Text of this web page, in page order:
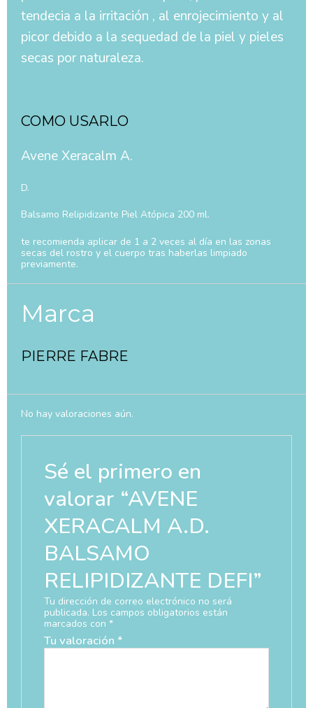
tendecia a la irritación , al enrojecimiento y al
picor debido a la sequedad de la piel y pieles
secas por naturaleza.
COMO USARLO
Avene Xeracalm A.
D.
Balsamo Relipidizante Piel Atópica 200 ml.
te recomienda aplicar de 1 a 2 veces al día en las zonas
secas del rostro y el cuerpo tras haberlas limpiado
previamente.
Marca
PIERRE FABRE
No hay valoraciones aún.
Sé el primero en
valorar “AVENE
XERACALM A.D.
BALSAMO
RELIPIDIZANTE DEFI”
Tu dirección de correo electrónico no será
publicada. Los campos obligatorios están
marcados con *
Tu valoración *